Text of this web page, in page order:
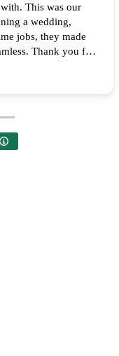
This was our
a wedding,
jobs, they made
Thank you for